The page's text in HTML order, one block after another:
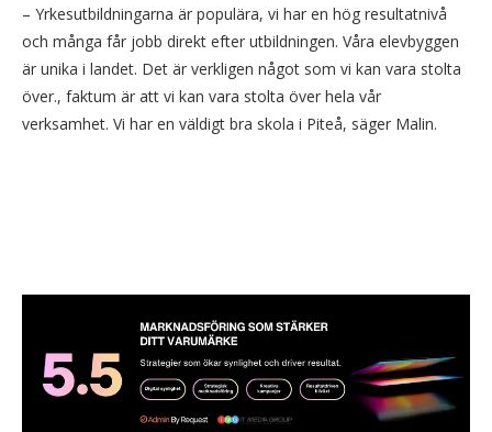
– Yrkesutbildningarna är populära, vi har en hög resultatnivå
och många får jobb direkt efter utbildningen. Våra elevbyggen
är unika i landet. Det är verkligen något som vi kan vara stolta
över., faktum är att vi kan vara stolta över hela vår
verksamhet. Vi har en väldigt bra skola i Piteå, säger Malin.